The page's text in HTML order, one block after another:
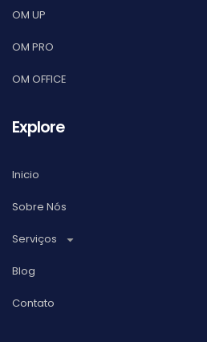
OM UP
OM PRO
OM OFFICE
Explore
Inicio
Sobre Nós
Serviços
Blog
Contato